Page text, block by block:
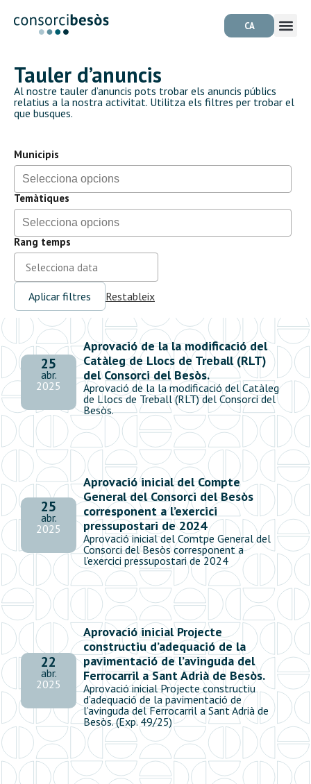
CA
Tauler d’anuncis
Al nostre tauler d’anuncis pots trobar els anuncis públics
relatius a la nostra activitat. Utilitza els filtres per trobar el
que busques.
Municipis
Temàtiques
Rang temps
Aplicar filtres Restableix
25
abr.
2025
Aprovació de la la modificació del
Catàleg de Llocs de Treball (RLT)
del Consorci del Besòs.
Aprovació de la la modificació del Catàleg
de Llocs de Treball (RLT) del Consorci del
Besòs.
25
abr.
2025
Aprovació inicial del Compte
General del Consorci del Besòs
corresponent a l’exercici
pressupostari de 2024
Aprovació inicial del Comtpe General del
Consorci del Besòs corresponent a
l’exercici pressupostari de 2024
22
abr.
2025
Aprovació inicial Projecte
constructiu d’adequació de la
pavimentació de l’avinguda del
Ferrocarril a Sant Adrià de Besòs.
Aprovació inicial Projecte constructiu
d’adequació de la pavimentació de
l’avinguda del Ferrocarril a Sant Adrià de
Besòs. (Exp. 49/25)